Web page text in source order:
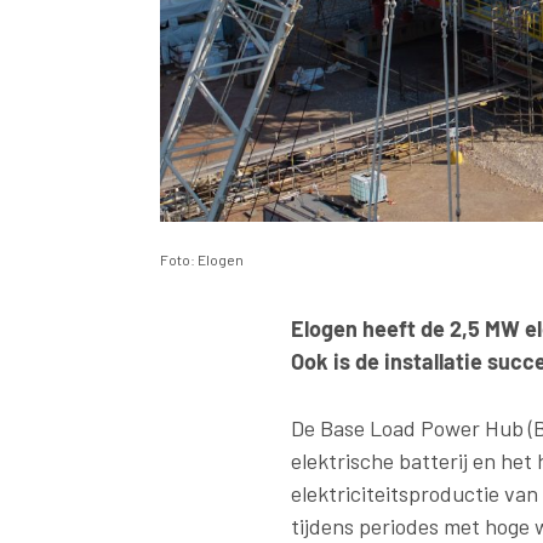
Foto: Elogen
Elogen heeft de 2,5 MW
Ook is de installatie
De Base Load Power Hub
elektrische batterij en het
elektriciteitsproductie van
tijdens periodes met hoge